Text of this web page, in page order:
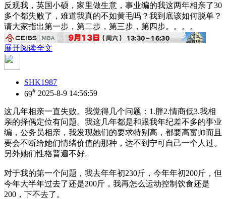
反观我，英国小硕，家里做生意，事业编的我这两年相亲了30
多个都失败了，难道我真的不如黄毛吗？我到底该如何脱单？
请大家指出第一步，第二步，第三步，第四步。。。。
展开阅读全文
SHK1987
69# 2025-8-9 14:56:59
这几年相亲一直失败。我觉得几个问题：1.胖2.情商低3.我相
亲的择偶定位有问题。我这几年都是和跟我年纪差不多的事业
编，公务员相亲，我发现她们的要求特别高，都要高富帅而且
要会不断给她们情绪价值的那种，达不到宁可自己一个人过。
另外她们性格普遍不好。
对于我的第一个问题，我去年年初230斤，今年年初200斤，但
今年大半年过去了还是200斤，我再怎么运动控制饮食还是
200，下不去了。